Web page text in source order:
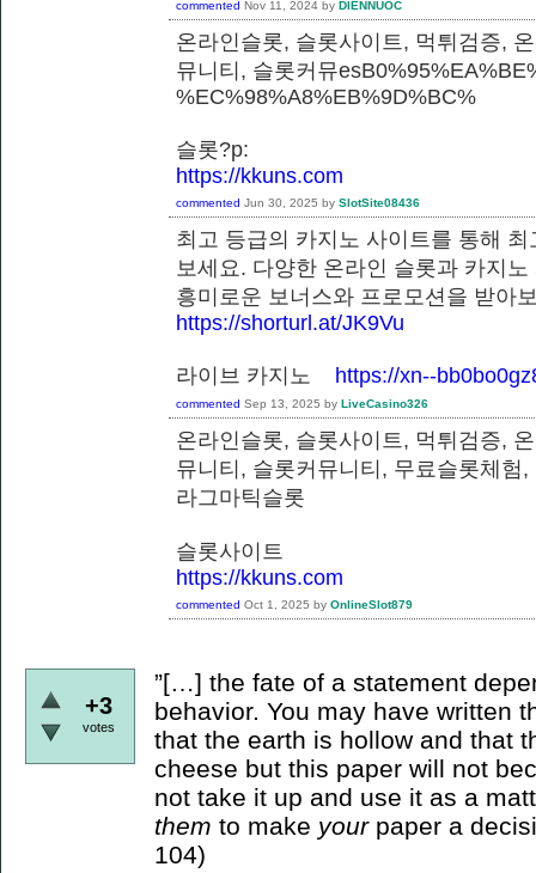
commented Nov 11, 2024 by DIENNUOC
온라인슬롯, 슬롯사이트, 먹튀검증,
뮤니티, 슬롯커뮤
%EC%98%A8%EB%9D%BC%
슬롯?p:
https://kkuns.com
commented Jun 30, 2025 by SlotSite08436
최고 등급의 카지노 사이트를 통해
보세요. 다양한 온라인 슬롯과 카지
흥미로운 보너스와 프로모션을 받
https://shorturl.at/JK9Vu
라이브 카지노 https://xn--
commented Sep 13, 2025 by LiveCasino326
온라인슬롯, 슬롯사이트, 먹튀검증,
뮤니티, 슬롯커뮤니티, 무료슬롯체험
라그마틱슬롯
슬롯사이트
https://kkuns.com
commented Oct 1, 2025 by OnlineSlot879
+3
votes
”[…] the fate of a statement
behavior. You may have written
that the earth is hollow and that
cheese but this paper will not
not take it up and use it as a
them to make your paper a
104)